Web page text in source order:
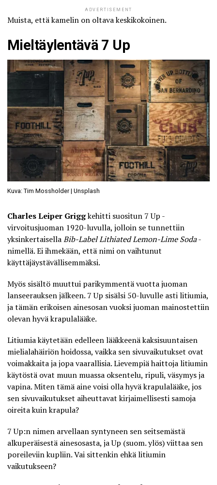
ADVERTISEMENT
Muista, että kamelin on oltava keskikokoinen.
Mieltäylentävä 7 Up
Kuva: Tim Mossholder | Unsplash
Charles Leiper Griggkehitti suositun 7 Up -
virvoitusjuoman 1920-luvulla, jolloin se tunnettiin
yksinkertaisellaBib-Label Lithiated Lemon-Lime Soda-
nimellä. Ei ihmekään, että nimi on vaihtunut
käyttäjäystävällisemmäksi.
Myös sisältö muuttui parikymmentä vuotta juoman
lanseerauksen jälkeen. 7 Up sisälsi 50-luvulle asti litiumia,
ja tämän erikoisen ainesosan vuoksi juoman mainostettiin
olevan hyvä krapulalääke.
Litiumia käytetään edelleen lääkkeenä kaksisuuntaisen
mielialahäiriön hoidossa, vaikka sen sivuvaikutukset ovat
voimakkaita ja jopa vaarallisia. Lievempiä haittoja litiumin
käytöstä ovat muun muassa oksentelu, ripuli, väsymys ja
vapina. Miten tämä aine voisi olla hyvä krapulalääke, jos
sen sivuvaikutukset aiheuttavat kirjaimellisesti samoja
oireita kuin krapula?
7 Up:n nimen arvellaan syntyneen sen seitsemästä
alkuperäisestä ainesosasta, ja Up (suom. ylös) viittaa sen
poreileviin kupliin. Vai sittenkin ehkä litiumin
vaikutukseen?